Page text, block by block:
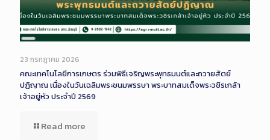
Long
Description
23 กรกฎาคม 2026
คณะเทคโนโลยีการเกษตร ร่วมพิธีเจริญพระพุทธมนต์และถวายสัตย์
ปฏิญาณ เนื่องในวันเฉลิมพระชนมพรรษา พระบาทสมเด็จพระวชิรเกล้า
เจ้าอยู่หัว ประจำปี 2569
Read more